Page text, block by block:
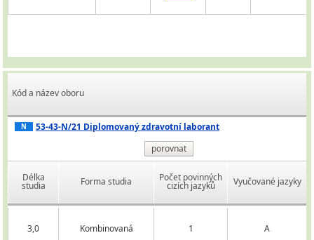
Kód a název oboru
N
53-43-N/21 Diplomovaný zdravotní laborant
porovnat
Délka
studia Forma studia Počet povinných
cizích jazyků Vyučované jazyky
3,0 Kombinovaná 1 A